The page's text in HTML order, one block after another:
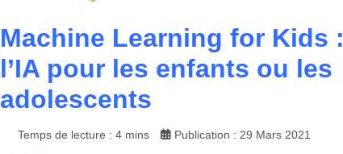
Machine Learning for Kids :
l’IA pour les enfants ou les
adolescents
Temps de lecture : 4 mins Publication : 29 Mars 2021